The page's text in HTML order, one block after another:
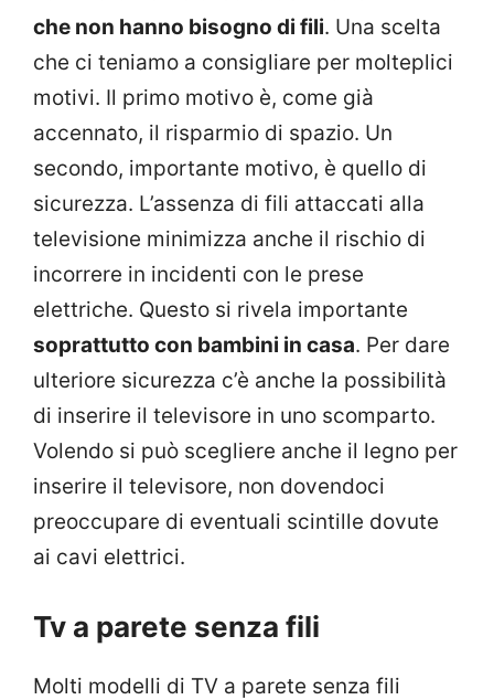
che non hanno bisogno di fili. Una scelta
che ci teniamo a consigliare per molteplici
motivi. Il primo motivo è, come già
accennato, il risparmio di spazio. Un
secondo, importante motivo, è quello di
sicurezza. L’assenza di fili attaccati alla
televisione minimizza anche il rischio di
incorrere in incidenti con le prese
elettriche. Questo si rivela importante
soprattutto con bambini in casa. Per dare
ulteriore sicurezza c’è anche la possibilità
di inserire il televisore in uno scomparto.
Volendo si può scegliere anche il legno per
inserire il televisore, non dovendoci
preoccupare di eventuali scintille dovute
ai cavi elettrici.
Tv a parete senza fili
Molti modelli di TV a parete senza fili